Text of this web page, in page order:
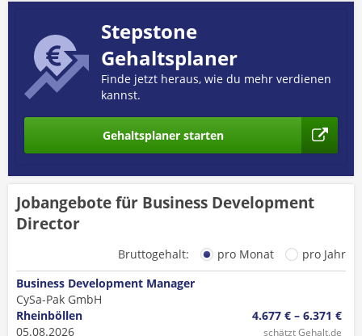
Stepstone
Gehaltsplaner
Finde jetzt heraus, wie du mehr verdienen
kannst.
Gehaltsplaner starten
Jobangebote für Business Development
Director
Bruttogehalt: pro Monat
pro Jahr
Business Development Manager
CySa-Pak GmbH
Rheinböllen
05.08.2026
4.677 € – 6.371 €
schätzt Gehalt.de